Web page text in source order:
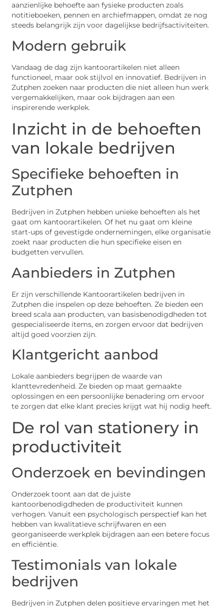
aanzienlijke behoefte aan fysieke producten zoals
notitieboeken, pennen en archiefmappen, omdat ze nog
steeds belangrijk zijn voor dagelijkse bedrijfsactiviteiten.
Modern gebruik
Vandaag de dag zijn kantoorartikelen niet alleen
functioneel, maar ook stijlvol en innovatief. Bedrijven in
Zutphen zoeken naar producten die niet alleen hun werk
vergemakkelijken, maar ook bijdragen aan een
inspirerende werkplek.
Inzicht in de behoeften
van lokale bedrijven
Specifieke behoeften in
Zutphen
Bedrijven in Zutphen hebben unieke behoeften als het
gaat om kantoorartikelen. Of het nu gaat om kleine
start-ups of gevestigde ondernemingen, elke organisatie
zoekt naar producten die hun specifieke eisen en
budgetten vervullen.
Aanbieders in Zutphen
Er zijn verschillende Kantoorartikelen bedrijven in
Zutphen die inspelen op deze behoeften. Ze bieden een
breed scala aan producten, van basisbenodigdheden tot
gespecialiseerde items, en zorgen ervoor dat bedrijven
altijd goed voorzien zijn.
Klantgericht aanbod
Lokale aanbieders begrijpen de waarde van
klanttevredenheid. Ze bieden op maat gemaakte
oplossingen en een persoonlijke benadering om ervoor
te zorgen dat elke klant precies krijgt wat hij nodig heeft.
De rol van stationery in
productiviteit
Onderzoek en bevindingen
Onderzoek toont aan dat de juiste
kantoorbenodigdheden de productiviteit kunnen
verhogen. Vanuit een psychologisch perspectief kan het
hebben van kwalitatieve schrijfwaren en een
georganiseerde werkplek bijdragen aan een betere focus
en efficiëntie.
Testimonials van lokale
bedrijven
Bedrijven in Zutphen delen positieve ervaringen met het